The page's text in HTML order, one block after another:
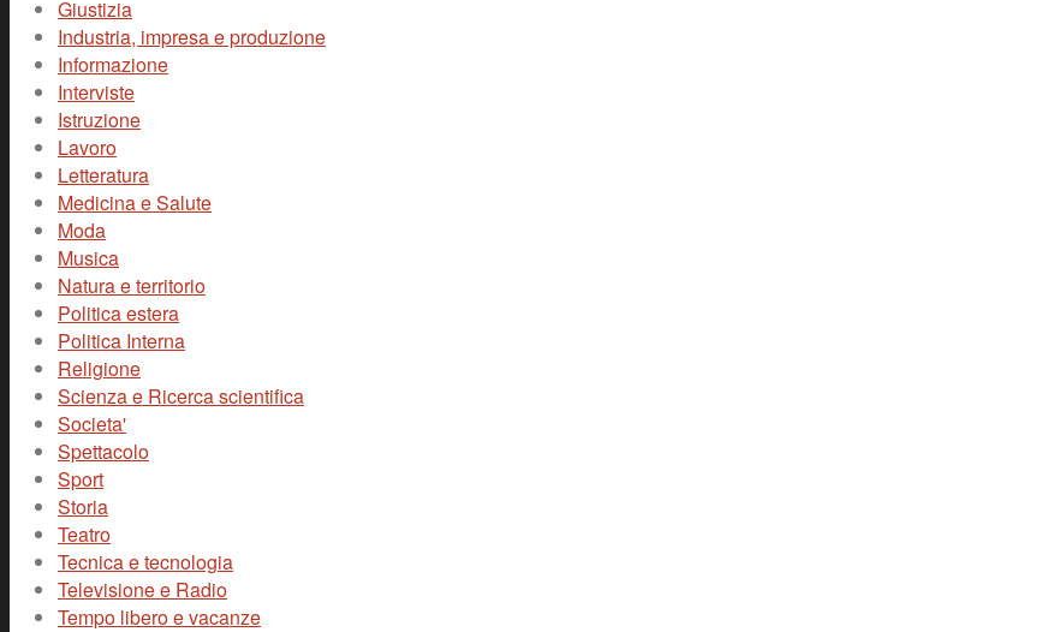
Giustizia
Industria, impresa e produzione
Informazione
Interviste
Istruzione
Lavoro
Letteratura
Medicina e Salute
Moda
Musica
Natura e territorio
Politica estera
Politica Interna
Religione
Scienza e Ricerca scientifica
Societa'
Spettacolo
Sport
Storia
Teatro
Tecnica e tecnologia
Televisione e Radio
Tempo libero e vacanze